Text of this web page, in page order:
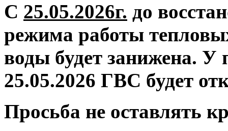
С 25.05.2026г. до
режима работы
воды будет занижена. У
25.05.2026 ГВС будет
Просьба не оставлять